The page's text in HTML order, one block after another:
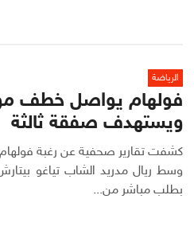
الرياضة
فولهام يواصل خطف
ويستهدف صفقة ثالثة
كشفت تقارير صحفية عن رغبة فولهام
وسط ريال مدريد الشاب تياغو
بطلب مباشر من...